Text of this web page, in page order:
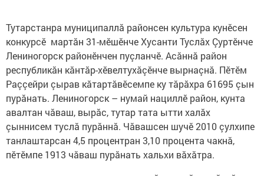
Тутарстанра муниципаллă районсен культура кунӗсен
конкурсӗ мартăн 31-мӗшӗнче Хусанти Туслăх Çуртӗнче
Лениногорск районӗнчен пуçланчӗ. Асăннă район
республикăн кăнтăр-хӗвелтухăçӗнче вырнаçнă. Пӗтӗм
Раççейри çырав кăтартăвӗсемпе ку тăрăхра 61695 çын
пурăнать. Лениногорск – нумай нациллӗ район, кунта
авалтан чăваш, вырăс, тутар тата ытти халăх
çыннисем туслă пурăннă. Чăвашсен шучӗ 2010 çулхипе
танлаштарсан 4,5 процентран 3,10 процента чакнă,
пӗтӗмпе 1913 чăваш пурăнать хальхи вăхăтра.